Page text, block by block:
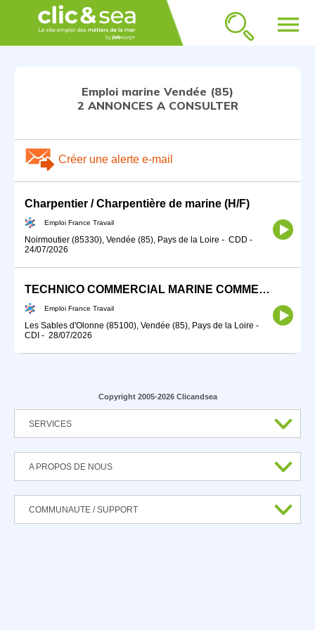
menu
Emploi marine Vendée (85)
2 ANNONCES A CONSULTER
Créer une alerte e-mail
Charpentier / Charpentière de marine (H/F)
Emploi France Travail
Noirmoutier (85330), Vendée (85), Pays de la Loire - CDD -
24/07/2026
TECHNICO COMMERCIAL MARINE COMMERCIALE (H/F)
Emploi France Travail
Les Sables d'Olonne (85100), Vendée (85), Pays de la Loire -
CDI - 28/07/2026
Copyright 2005-2026 Clicandsea
SERVICES
A PROPOS DE NOUS
COMMUNAUTE / SUPPORT